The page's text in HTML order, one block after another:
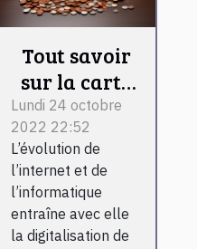
Tout savoir
sur la carte
bancaire.
Lundi 24 octobre
2022 22:52
L’évolution de
l’internet et de
l’informatique
entraîne avec elle
la digitalisation de